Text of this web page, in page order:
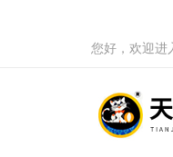
您好，欢迎进